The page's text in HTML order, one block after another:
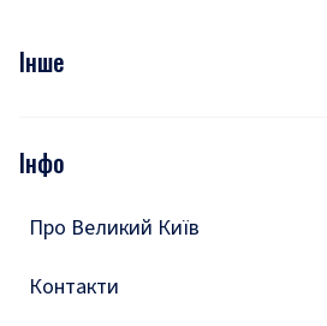
Фото
Подкасти
Інше
Тести
Інфо
Про Великий Київ
Контакти